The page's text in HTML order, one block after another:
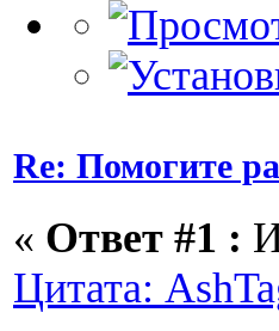
Re: Помогите
« Ответ #1 :
Цитата: